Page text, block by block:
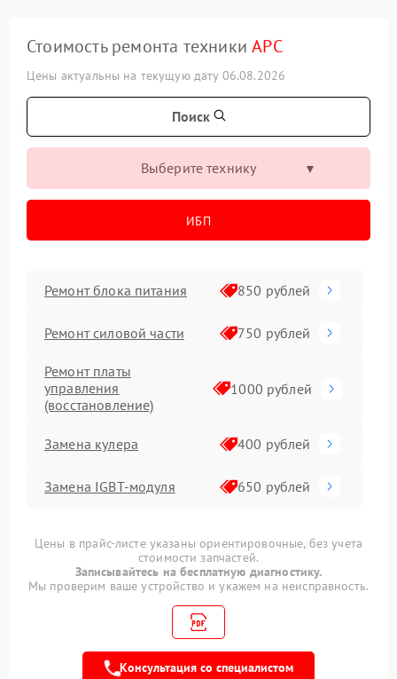
Стоимость ремонта техникиAPC
Цены актуальны на текущую дату 06.08.2026
Поиск
Выберите технику
ИБП
Ремонт блока питания 850 рублей
Ремонт силовой части 750 рублей
Ремонт платы
управления
(восстановление)
1000 рублей
Замена кулера 400 рублей
Замена IGBT-модуля 650 рублей
Цены в прайс-листе указаны ориентировочные, без учета
стоимости запчастей.
Записывайтесь на бесплатную диагностику.
Мы проверим ваше устройство и укажем на неисправность.
Консультация со специалистом